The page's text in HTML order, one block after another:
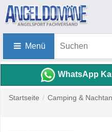
Menü
WhatsApp
Startseite / Camping &